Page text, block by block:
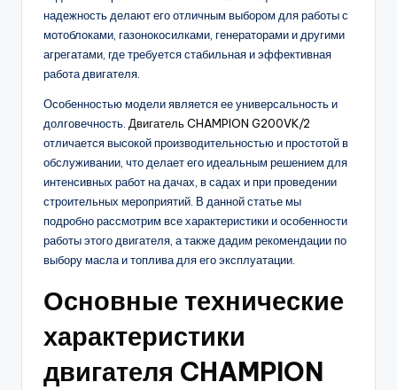
надежность делают его отличным выбором для работы с
мотоблоками, газонокосилками, генераторами и другими
агрегатами, где требуется стабильная и эффективная
работа двигателя.
Особенностью модели является ее универсальность и
долговечность. Двигатель CHAMPION G200VK/2
отличается высокой производительностью и простотой в
обслуживании, что делает его идеальным решением для
интенсивных работ на дачах, в садах и при проведении
строительных мероприятий. В данной статье мы
подробно рассмотрим все характеристики и особенности
работы этого двигателя, а также дадим рекомендации по
выбору масла и топлива для его эксплуатации.
Основные технические
характеристики
двигателя CHAMPION